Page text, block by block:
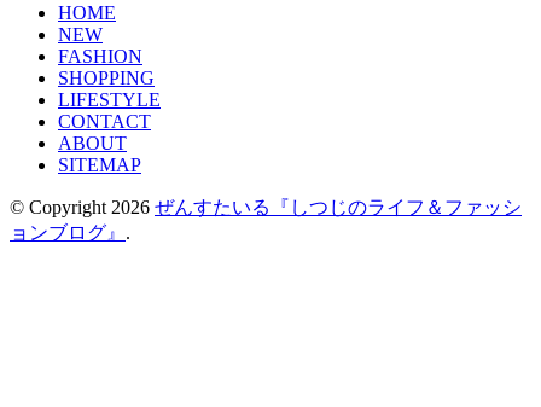
HOME
NEW
FASHION
SHOPPING
LIFESTYLE
CONTACT
ABOUT
SITEMAP
© Copyright 2026 ぜんすたいる『しつじのライフ＆ファッシ
ョンブログ』 .